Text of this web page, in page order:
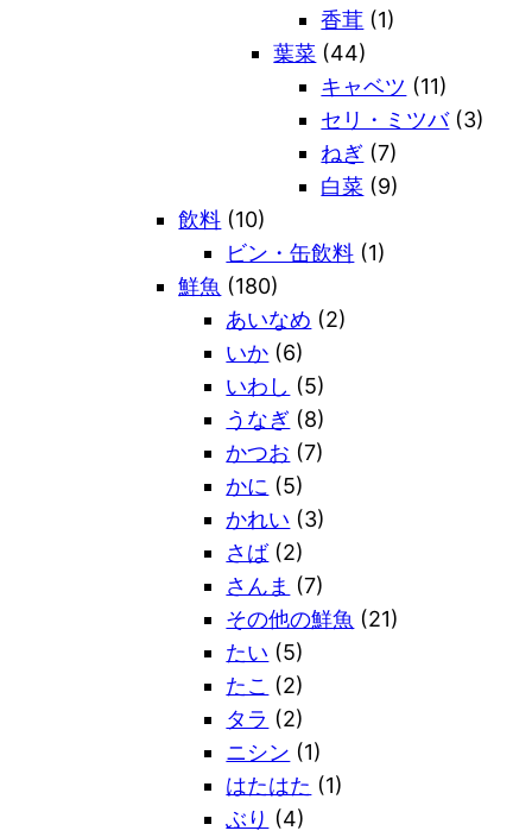
香茸 (1)
葉菜 (44)
キャベツ (11)
セリ・ミツバ(3)
ねぎ (7)
白菜 (9)
飲料 (10)
ビン・缶飲料 (1)
鮮魚 (180)
あいなめ (2)
いか (6)
いわし (5)
うなぎ (8)
かつお (7)
かに (5)
かれい (3)
さば(2)
さんま (7)
その他の鮮魚 (21)
たい (5)
たこ (2)
タラ (2)
ニシン (1)
はたはた (1)
ぶり (4)